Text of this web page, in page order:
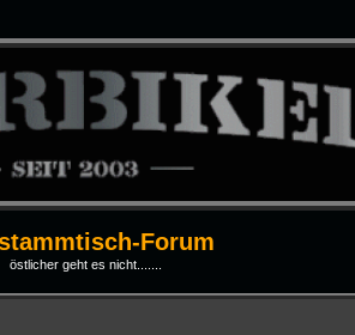
Forum
östlicher geht es nicht.......